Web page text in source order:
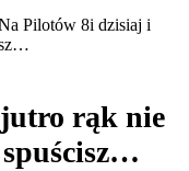
Pilotów 8i dzisiaj i
rąk nie